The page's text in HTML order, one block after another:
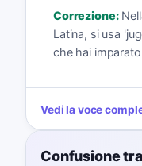
Correzione:
Latina, si usa
che hai
Vedi la voce
Confusione